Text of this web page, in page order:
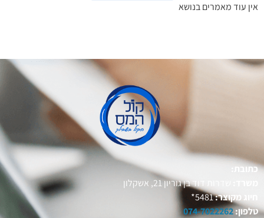
אין עוד מאמרים בנושא
כתובת:
משרד:
שדרות דוד בן גוריון 21, אשקלון
חיוג מקוצר:5481*
טלפון:074-7022262